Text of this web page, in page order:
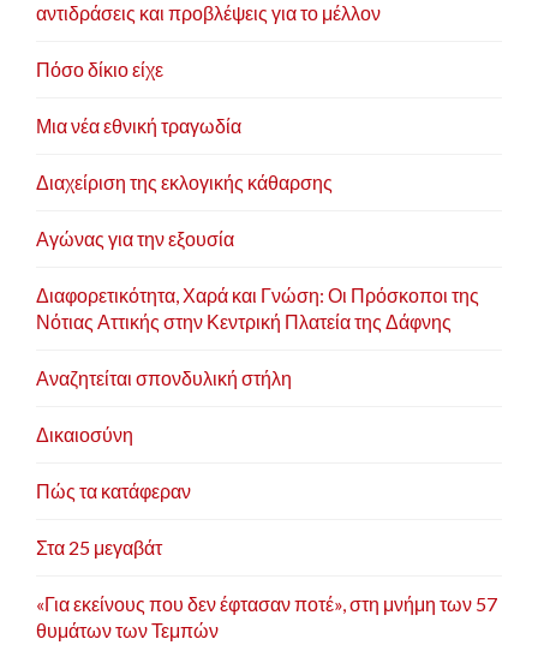
αντιδράσεις και προβλέψεις για το μέλλον
Πόσο δίκιο είχε
Μια νέα εθνική τραγωδία
Διαχείριση της εκλογικής κάθαρσης
Αγώνας για την εξουσία
Διαφορετικότητα, Χαρά και Γνώση: Οι Πρόσκοποι της
Νότιας Αττικής στην Κεντρική Πλατεία της Δάφνης
Αναζητείται σπονδυλική στήλη
Δικαιοσύνη
Πώς τα κατάφεραν
Στα 25 μεγαβάτ
«Για εκείνους που δεν έφτασαν ποτέ», στη μνήμη των 57
θυμάτων των Τεμπών